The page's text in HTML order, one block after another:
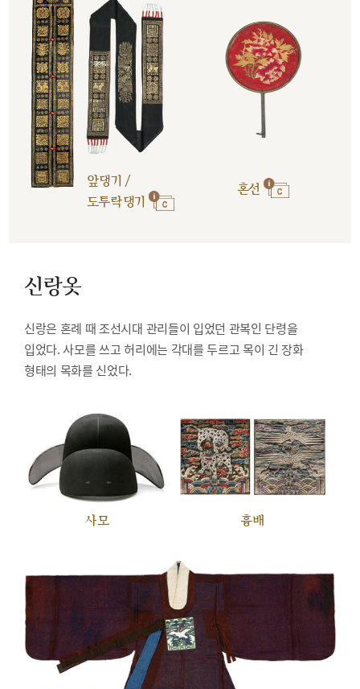
앞댕기 /
도투락댕기
혼선
신랑옷
신랑은 혼례 때 조선시대 관리들이 입었던 관복인 단령을
입었다. 사모를 쓰고 허리에는 각대를 두르고 목이 긴 장화
형태의 목화를 신었다.
사모 흉배